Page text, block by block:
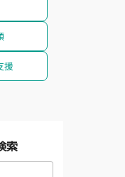
援
索